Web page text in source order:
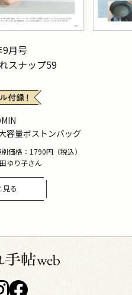
9月号
スナップ59
容量ボストンバッグ
価格：1790円（税込）
ゆり子さん
見る